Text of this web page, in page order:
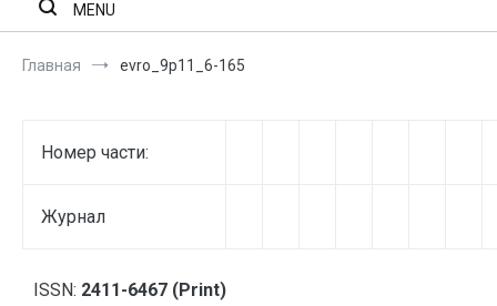
MENU
Главная evro_9p11_6-165
Номер части:
Журнал
ISSN: 2411-6467 (Print)